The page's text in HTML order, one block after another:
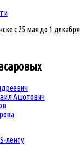
с 25 мая до 1 декабря
Ашотович
ленту